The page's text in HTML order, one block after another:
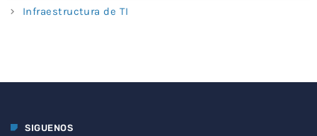
Infraestructura de TI
SIGUENOS